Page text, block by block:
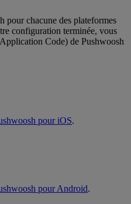
pour chacune des plateformes
configuration terminée, vous
Code) de Pushwoosh
pour iOS.
pour Android.